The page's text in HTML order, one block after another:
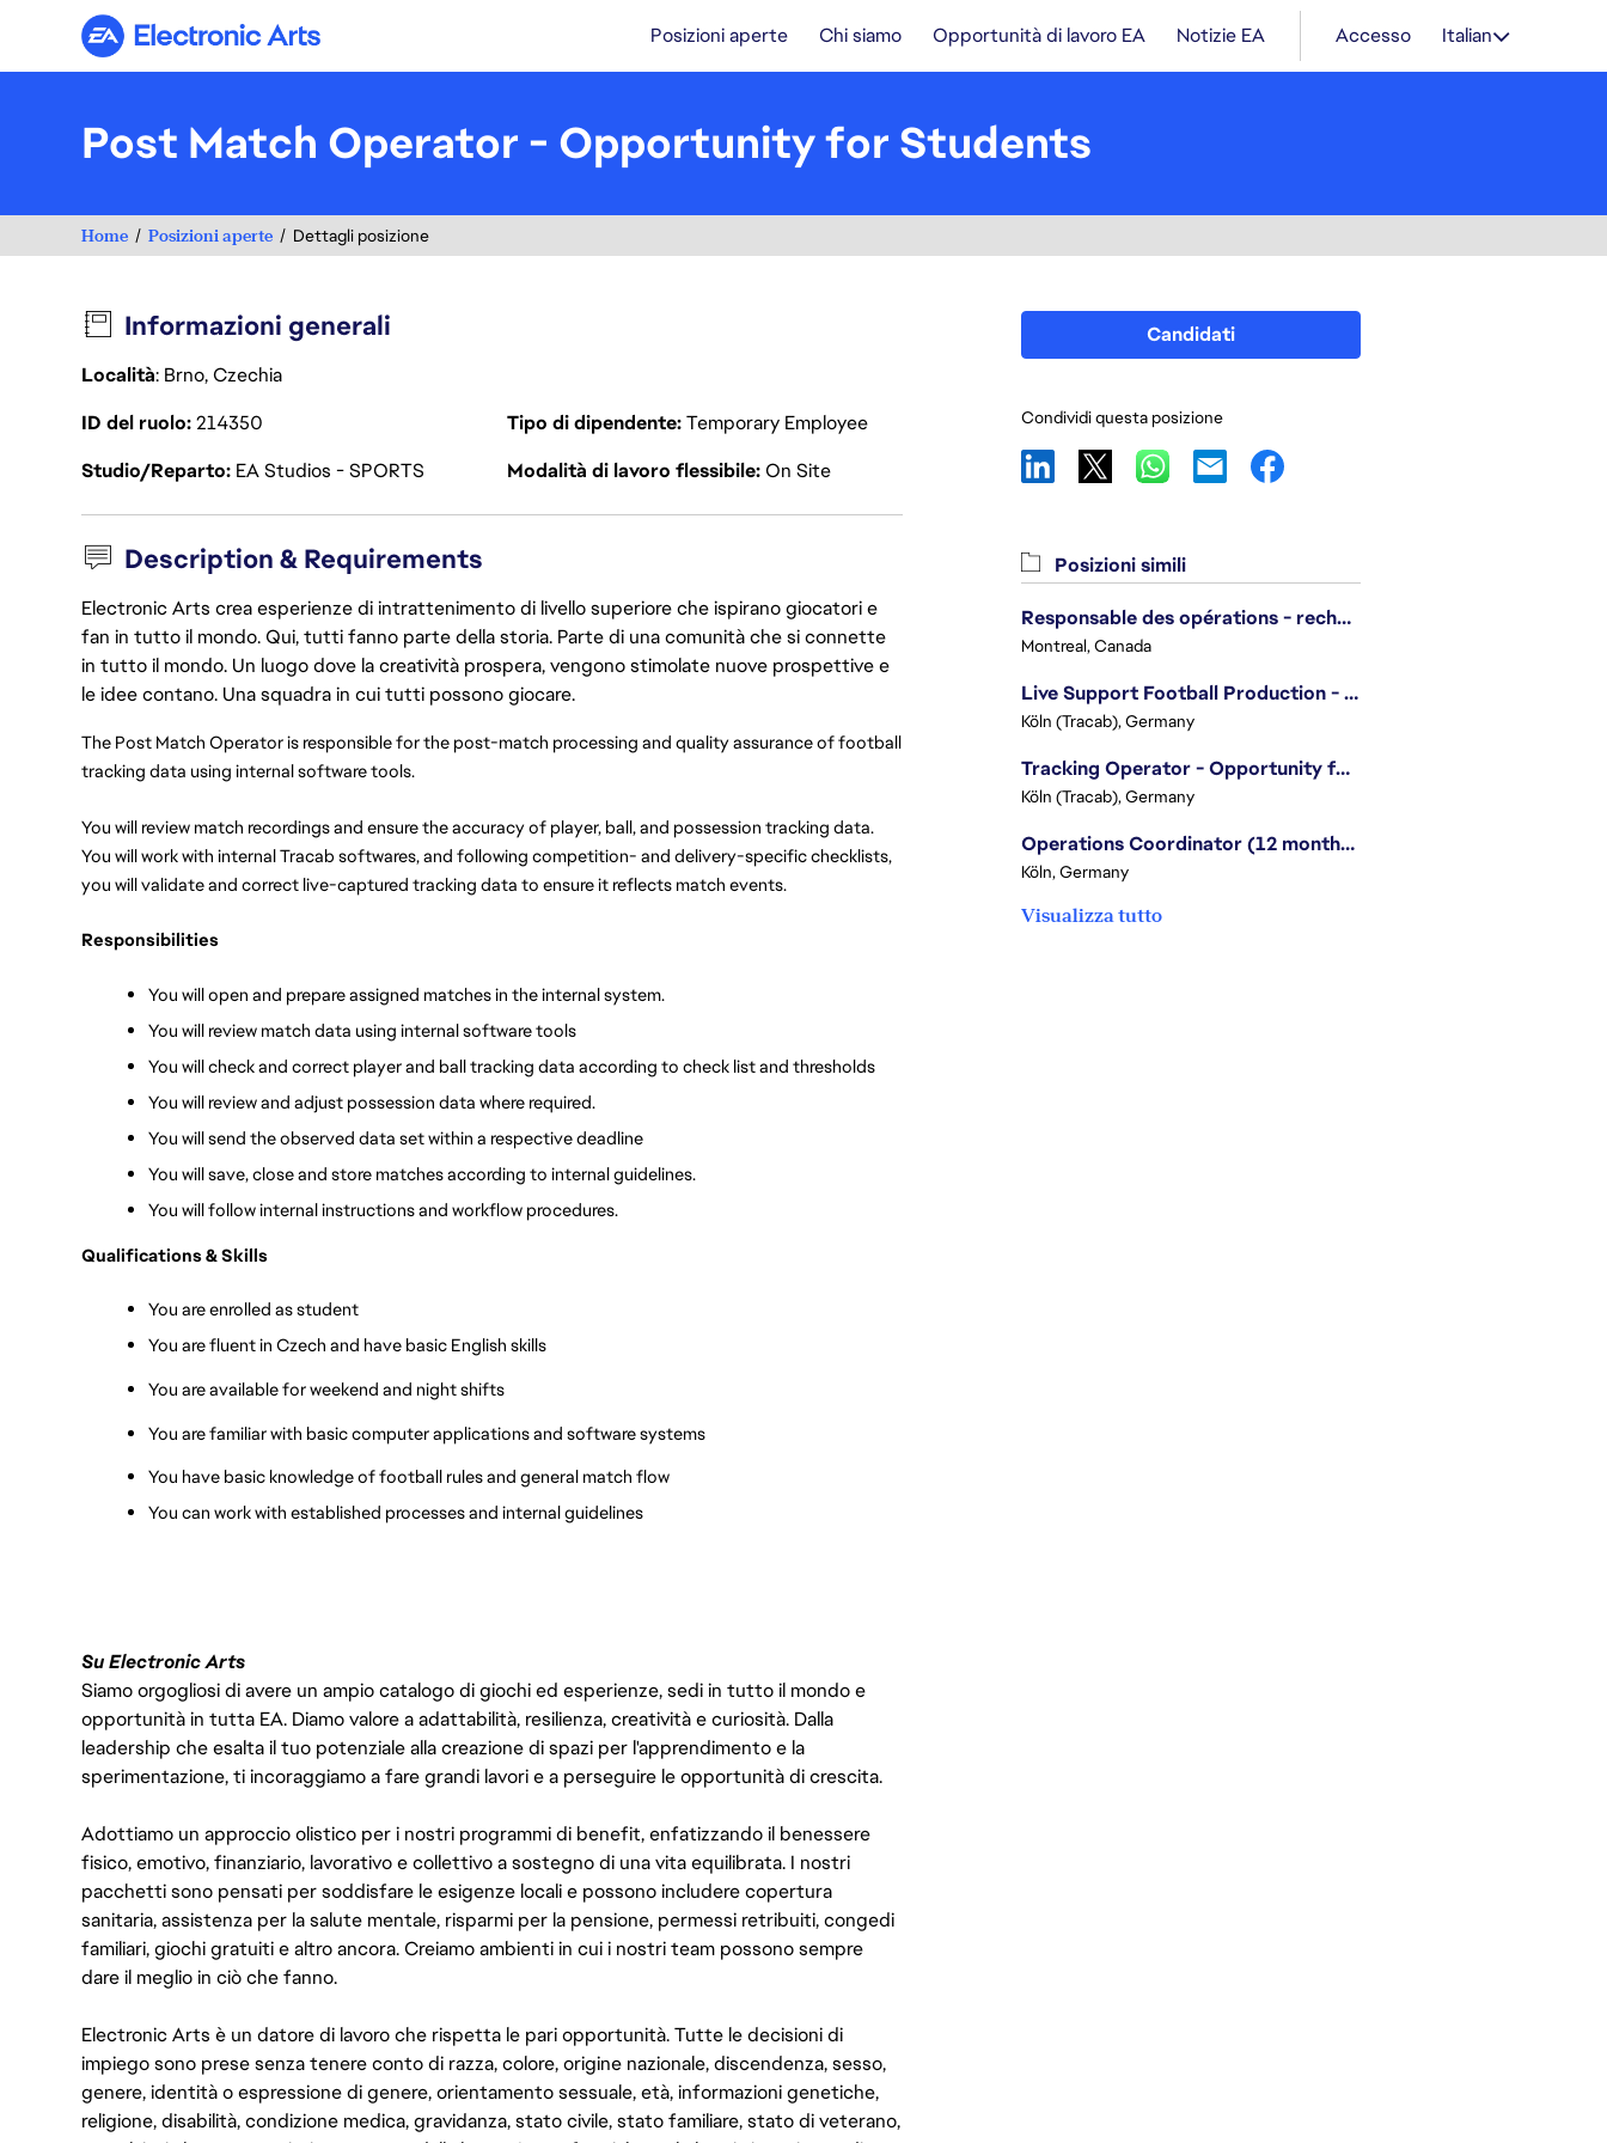
Electronic Arts Posizioni aperte Chi siamo Opportunità di lavoro EA Notizie EA Accesso Italian
Post Match Operator - Opportunity for Students
Home Posizioni aperte Dettagli posizione
Informazioni generali
Località: Brno, Czechia
ID del ruolo214350 Tipo di dipendente Temporary Employee
Studio/Reparto EA Studios - SPORTS Modalità di lavoro flessibile On Site
Description & Requirements
Electronic Arts crea esperienze di intrattenimento di livello superiore che ispirano giocatori e
fan in tutto il mondo. Qui, tutti fanno parte della storia. Parte di una comunità che si connette
in tutto il mondo. Un luogo dove la creatività prospera, vengono stimolate nuove prospettive e
le idee contano. Una squadra in cui tutti possono giocare.
The Post Match Operator is responsible for the post-match processing and quality assurance of football
tracking data using internal software tools.
You will review match recordings and ensure the accuracy of player, ball, and possession tracking data.
You will work with internal Tracab softwares, and following competition- and delivery-specific checklists,
you will validate and correct live-captured tracking data to ensure it reflects match events.
Responsibilities
You will open and prepare assigned matches in the internal system.
You will review match data using internal software tools
You will check and correct player and ball tracking data according to check list and thresholds
You will review and adjust possession data where required.
You will send the observed data set within a respective deadline
You will save, close and store matches according to internal guidelines.
You will follow internal instructions and workflow procedures.
Qualifications & Skills
You are enrolled as student
You are fluent in Czech and have basic English skills
You are available for weekend and night shifts
You are familiar with basic computer applications and software systems
You have basic knowledge of football rules and general match flow
You can work with established processes and internal guidelines
Su Electronic Arts
Siamo orgogliosi di avere un ampio catalogo di giochi ed esperienze, sedi in tutto il mondo e
opportunità in tutta EA. Diamo valore a adattabilità, resilienza, creatività e curiosità. Dalla
leadership che esalta il tuo potenziale alla creazione di spazi per l'apprendimento e la
sperimentazione, ti incoraggiamo a fare grandi lavori e a perseguire le opportunità di crescita.
Adottiamo un approccio olistico per i nostri programmi di benefit, enfatizzando il benessere
fisico, emotivo, finanziario, lavorativo e collettivo a sostegno di una vita equilibrata. I nostri
pacchetti sono pensati per soddisfare le esigenze locali e possono includere copertura
sanitaria, assistenza per la salute mentale, risparmi per la pensione, permessi retribuiti, congedi
familiari, giochi gratuiti e altro ancora. Creiamo ambienti in cui i nostri team possono sempre
dare il meglio in ciò che fanno.
Electronic Arts è un datore di lavoro che rispetta le pari opportunità. Tutte le decisioni di
impiego sono prese senza tenere conto di razza, colore, origine nazionale, discendenza, sesso,
genere, identità o espressione di genere, orientamento sessuale, età, informazioni genetiche,
religione, disabilità, condizione medica, gravidanza, stato civile, stato familiare, stato di veterano,
Candidati
Condividi questa posizione
Posizioni simili
Responsable des opérations - recherche et développement/Head of Operations, Research & Development
Montreal, Canada
Live Support Football Production - Opportunity for Students!
Köln (Tracab), Germany
Tracking Operator - Opportunity for Students
Köln (Tracab), Germany
Operations Coordinator (12 months contract)
Köln, Germany
Visualizza tutto